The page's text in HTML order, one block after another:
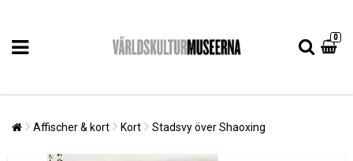
0
Affischer & kort Kort Stadsvy över Shaoxing